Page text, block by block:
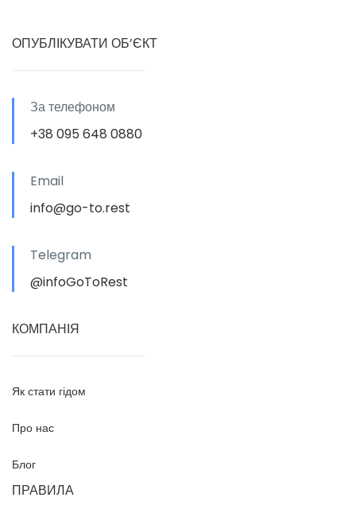
ОПУБЛІКУВАТИ ОБ’ЄКТ
За телефоном
+38 095 648 0880
Email
info@go-to.rest
Telegram
@infoGoToRest
КОМПАНІЯ
Як стати гідом
Про нас
Блог
ПРАВИЛА